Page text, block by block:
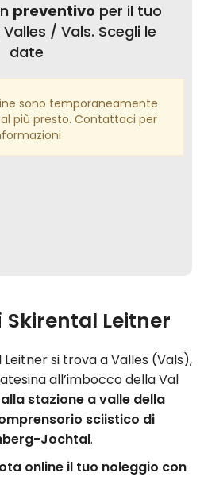
preventivo per il tuo
Valles / Vals. Scegli le
date
sono temporaneamente
più presto. Contattaci per
Skirental Leitner
si trova a Valles (Vals),
all’imbocco della Val
alla stazione a valle della
sciistico di
Jochtal.
online il tuo noleggio con